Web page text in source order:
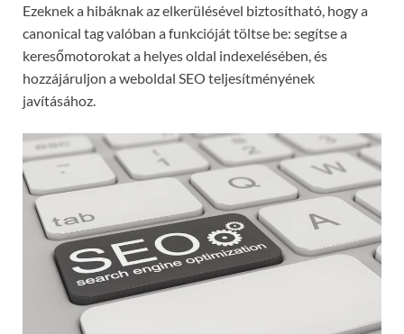
Ezeknek a hibáknak az elkerülésével biztosítható, hogy a
canonical tag valóban a funkcióját töltse be: segítse a
keresőmotorokat a helyes oldal indexelésében, és
hozzájáruljon a weboldal SEO teljesítményének
javításához.